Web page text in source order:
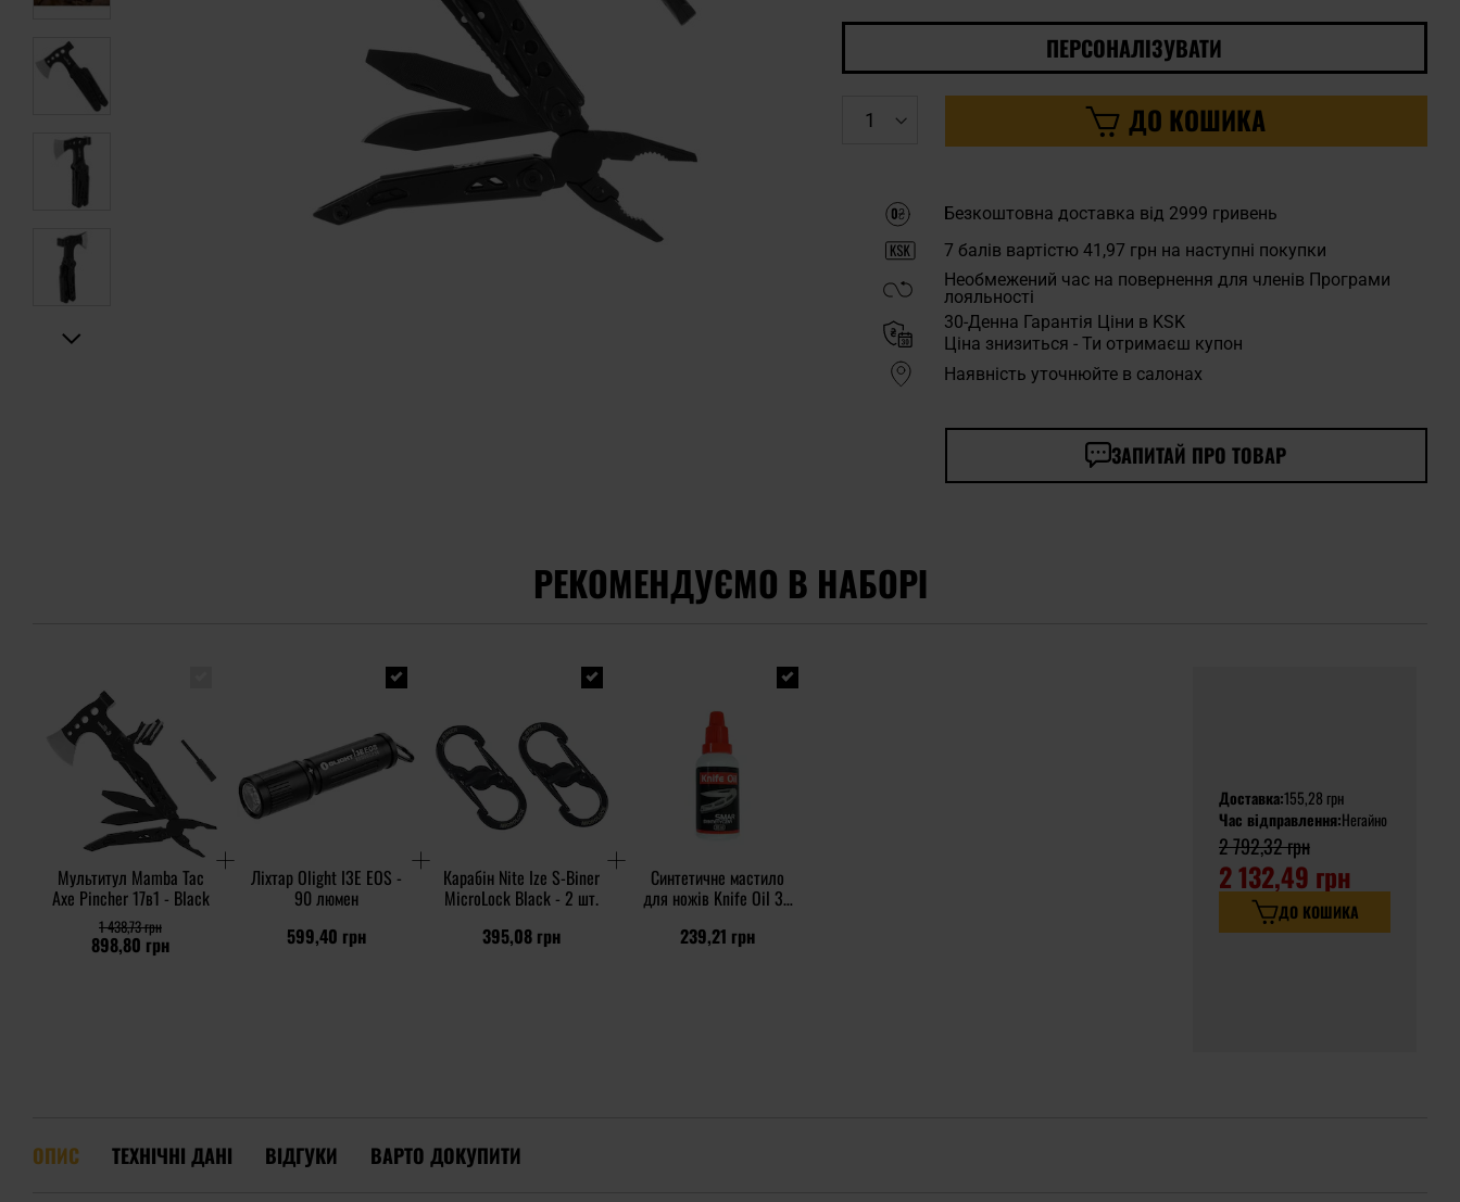
ПЕРСОНАЛІЗУВАТИ
ДО КОШИКА
Безкоштовна доставка від 2999 гривень
7 балів вартістю 41,97 грн на наступні покупки
Необмежений час на повернення для членів Програми
лояльності
30-Денна Гарантія Ціни в KSK
Ціна знизиться - Ти отримаєш купон
Наявність уточнюйте в салонах
ЗАПИТАЙ ПРО ТОВАР
РЕКОМЕНДУЄМО В НАБОРІ
Мультитул Mamba Tac
Axe Pincher 17в1 - Black
898,80 грн
1 438,73 грн
Ліхтар Olight I3E EOS -
90 люмен
599,40 грн
Карабін Nite Ize S-Biner
MicroLock Black - 2 шт.
395,08 грн
Синтетичне мастило
для ножів Knife Oil 30
239,21 грн
Доставка:155,28 грн
Час відправлення:Негайно
2 792,32 грн
2 132,49 грн
ДО КОШИКА
ОПИС ТЕХНІЧНІ ДАНІ ВІДГУКИ ВАРТО ДОКУПИТИ